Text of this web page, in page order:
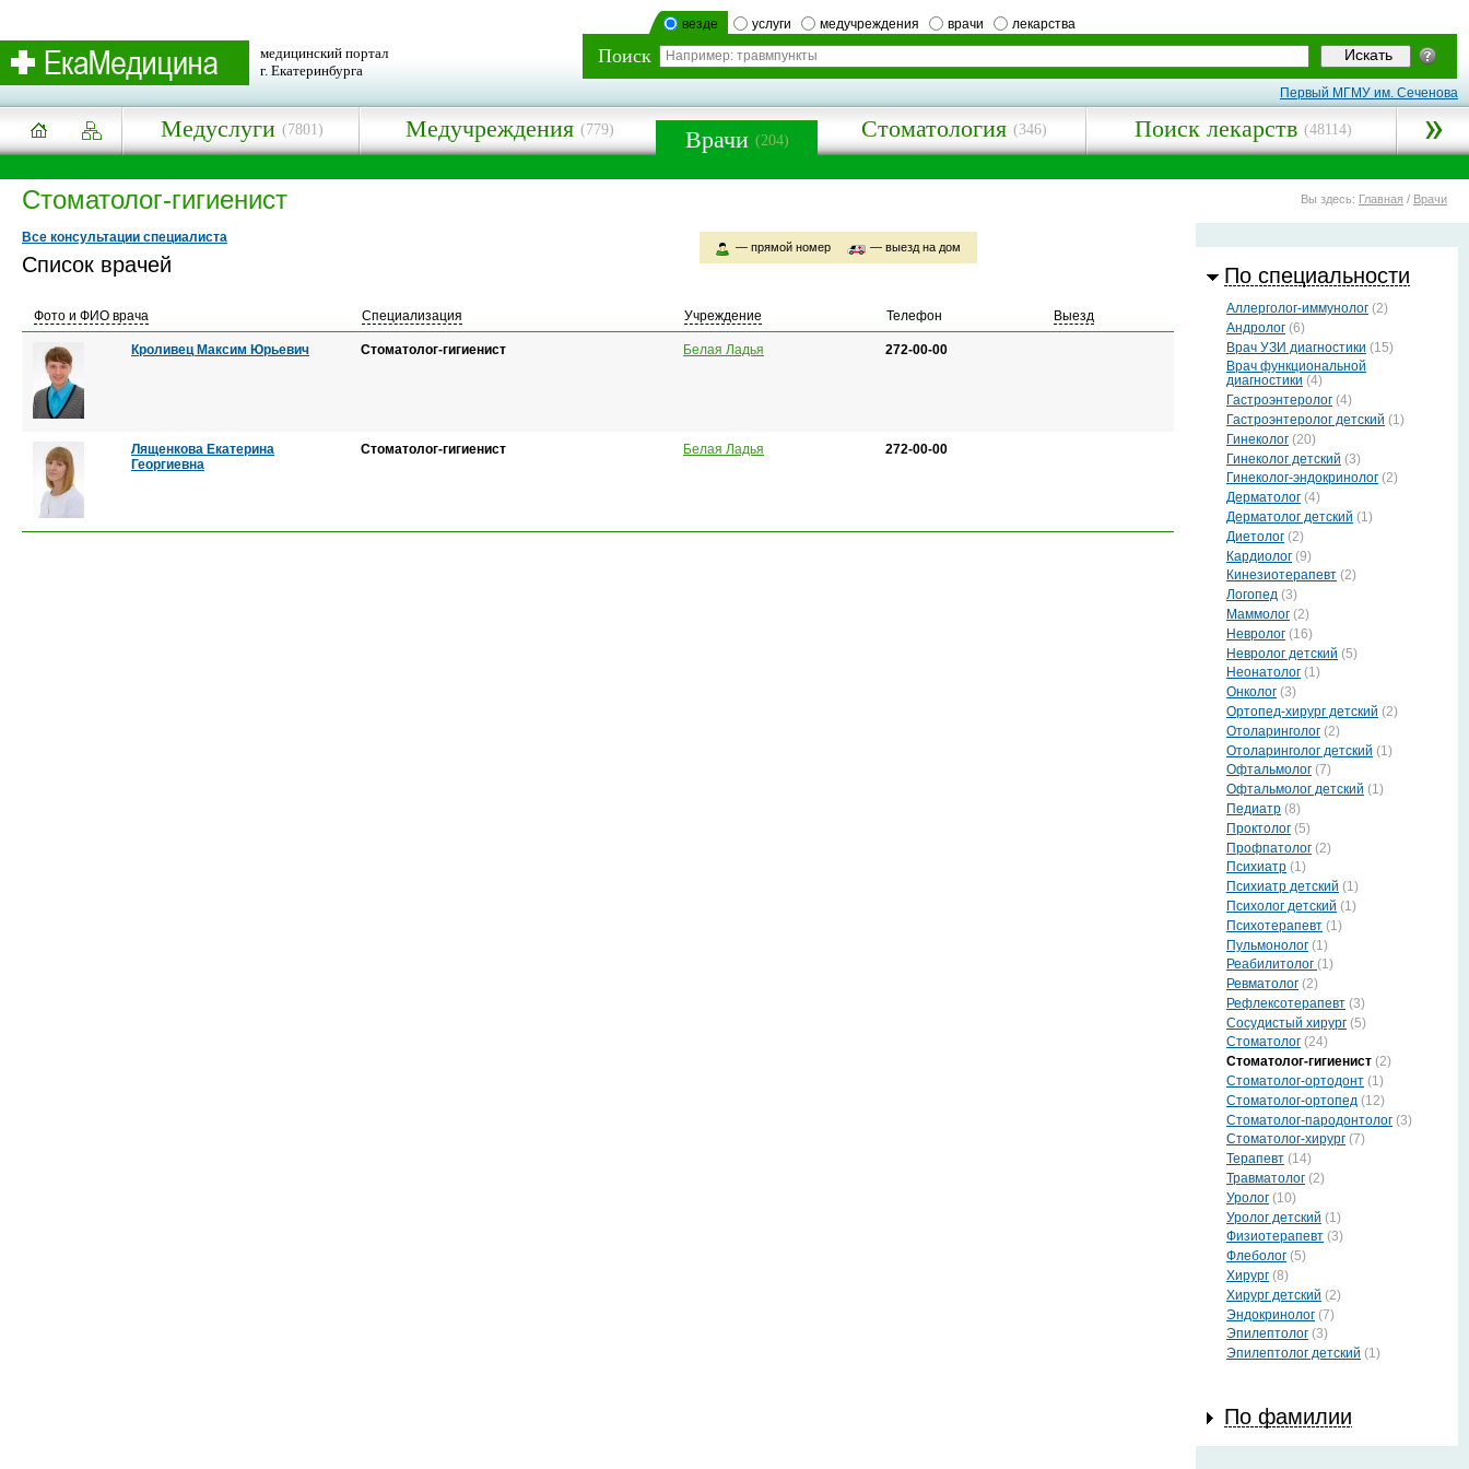
везде услуги медучреждения врачи лекарства
Поиск
медицинский портал
г. Екатеринбурга
Первый МГМУ им. Сеченова
Медуслуги (7801) Медучреждения (779) Врачи (204) Стоматология (346) Поиск лекарств (48114)
Стоматолог-гигиенист Вы здесь: Главная / Врачи
По специальности
Аллерголог-иммунолог (2)
Андролог (6)
Врач УЗИ диагностики (15)
Врач функциональной
диагностики (4)
Гастроэнтеролог (4)
Гастроэнтеролог детский (1)
Гинеколог (20)
Гинеколог детский (3)
Гинеколог-эндокринолог (2)
Дерматолог (4)
Дерматолог детский (1)
Диетолог (2)
Кардиолог (9)
Кинезиотерапевт (2)
Логопед (3)
Маммолог (2)
Невролог (16)
Невролог детский (5)
Неонатолог (1)
Онколог (3)
Ортопед-хирург детский (2)
Отоларинголог (2)
Отоларинголог детский (1)
Офтальмолог (7)
Офтальмолог детский (1)
Педиатр (8)
Проктолог (5)
Профпатолог (2)
Психиатр (1)
Психиатр детский (1)
Психолог детский (1)
Психотерапевт (1)
Пульмонолог (1)
Реабилитолог (1)
Ревматолог (2)
Рефлексотерапевт (3)
Сосудистый хирург (5)
Стоматолог (24)
Стоматолог-гигиенист (2)
Стоматолог-ортодонт (1)
Стоматолог-ортопед (12)
Стоматолог-пародонтолог (3)
Стоматолог-хирург (7)
Терапевт (14)
Травматолог (2)
Уролог (10)
Уролог детский (1)
Физиотерапевт (3)
Флеболог (5)
Хирург (8)
Хирург детский (2)
Эндокринолог (7)
Эпилептолог (3)
Эпилептолог детский (1)
По фамилии
— прямой номер — выезд на дом
Все консультации специалиста
Список врачей
Фото и ФИО врача Специализация Учреждение Телефон Выезд
Кроливец Максим Юрьевич Стоматолог-гигиенист Белая Ладья 272-00-00
Лященкова Екатерина
Георгиевна
Стоматолог-гигиенист Белая Ладья 272-00-00